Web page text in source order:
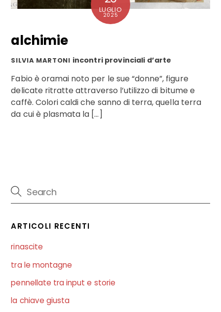
LUGLIO
2025
alchimie
SILVIA MARTONI incontri provinciali d’arte
Fabio è oramai noto per le sue “donne”, figure
delicate ritratte attraverso l’utilizzo di bitume e
caffè. Colori caldi che sanno di terra, quella terra
da cui è plasmata la […]
ARTICOLI RECENTI
rinascite
tra le montagne
pennellate tra input e storie
la chiave giusta